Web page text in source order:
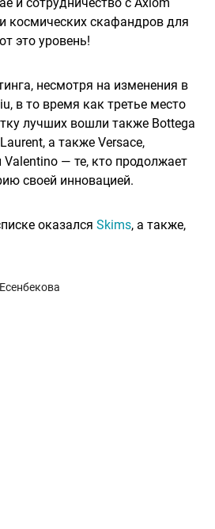
космических скафандров для
это уровень!
несмотря на изменения в
в то время как третье место
лучших вошли также Bottega
а также Versace,
Valentino — те, кто продолжает
своей инновацией.
оказался Skims, а также,